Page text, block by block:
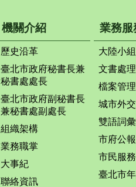
機關介紹
歷史沿革
臺北市政府秘書長兼
秘書處處長
臺北市政府副秘書長
兼秘書處副處長
組織架構
業務職掌
大事紀
聯絡資訊
業務服
大陸小
文書處理
檔案管理
城市外交
雙語詞彙
市府公報
市民服務
臺北市